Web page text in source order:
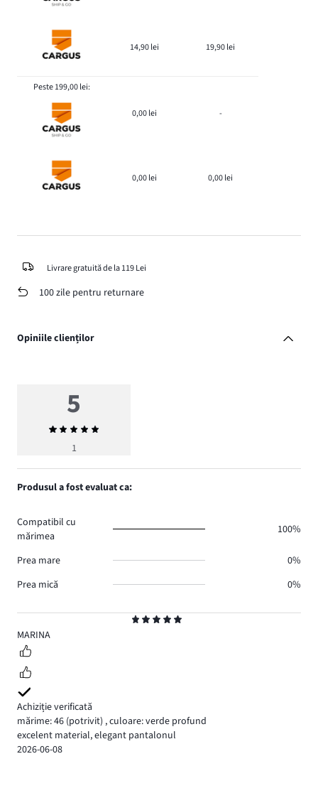
14,90 lei 19,90 lei
Peste 199,00 lei:
0,00 lei -
0,00 lei 0,00 lei
Livrare gratuită de la 119 Lei
100 zile pentru returnare
Opiniile clienților
5
MARINA
Achiziție verificată
mărime: 46 (potrivit) ,culoare: verde profund
excelent material, elegant pantalonul
2026-06-08
5
Evaluarea
medie
1
Produsul a fost evaluat ca:
Compatibil cu
mărimea
100%
Prea mare
0%
Prea mică
0%